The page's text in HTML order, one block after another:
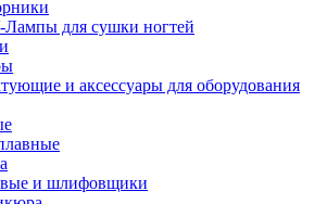
для сушки ногтей
и аксессуары для оборудования
и шлифовщики